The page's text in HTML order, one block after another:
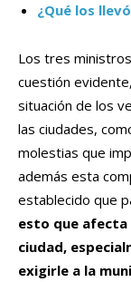
¿Qué los
Los tres
cuestión
situación de los
las ciudades,
molestias que
además esta
establecido que
esto que afecta
ciudad,
exigirle a la